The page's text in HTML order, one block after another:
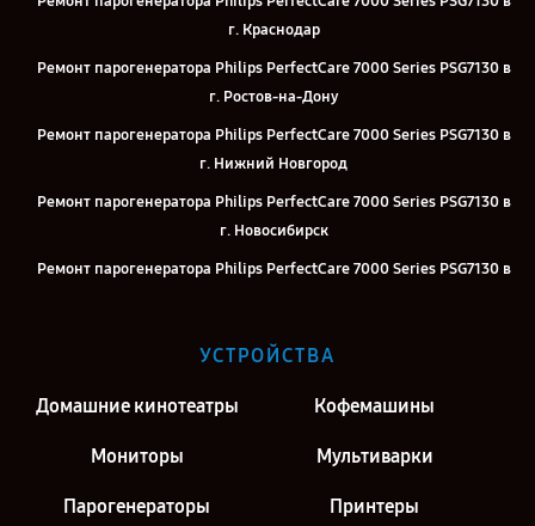
г. Краснодар
Ремонт парогенератора Philips PerfectCare 7000 Series PSG7130 в
г. Ростов-на-Дону
Ремонт парогенератора Philips PerfectCare 7000 Series PSG7130 в
г. Нижний Новгород
Ремонт парогенератора Philips PerfectCare 7000 Series PSG7130 в
г. Новосибирск
Ремонт парогенератора Philips PerfectCare 7000 Series PSG7130 в
г. Екатеринбург
Ремонт парогенератора Philips PerfectCare 7000 Series PSG7130 в
Ремонт парогенератора Philips PerfectCare 7000 Series PSG7130 в
УСТРОЙСТВА
Домашние кинотеатры Кофемашины
Мониторы Мультиварки
Парогенераторы Принтеры